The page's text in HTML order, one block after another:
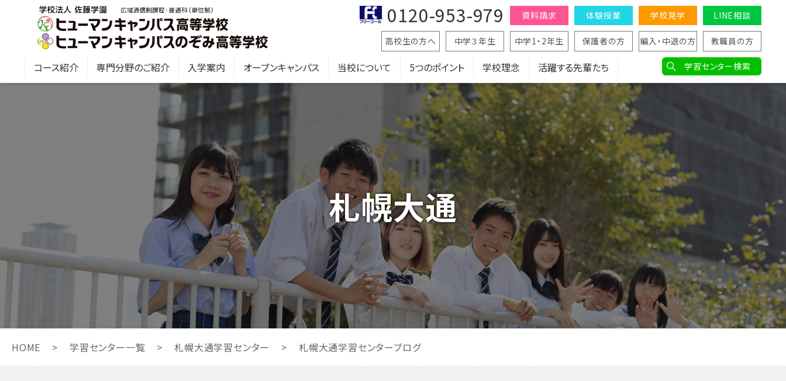
コース紹介 専門分野のご紹介 入学案内 オープンキャンパス 当校について 5つのポイント 学校理念 活躍する先輩たち
資料請求 体験授業 学校見学 LINE相談
高校生の方へ 中学３年生 中学1・2年生 保護者の方 編入・中退の方 教職員の方
学習センター検索
0120-953-979
札幌大通
HOME > 学習センター一覧 > 札幌大通学習センター > 札幌大通学習センターブログ